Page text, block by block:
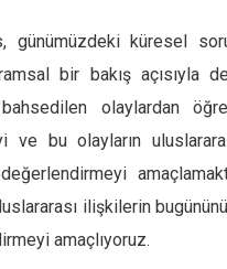
günümüzdeki küresel
bir bakış açısıyla
bahsedilen olaylardan
ve bu olayların
ilişkilerin
amaçlıyoruz.